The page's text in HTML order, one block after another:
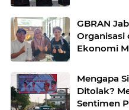
GBRAN
Organisasi
Ekonomi
Mengapa
Ditolak?
Sentimen